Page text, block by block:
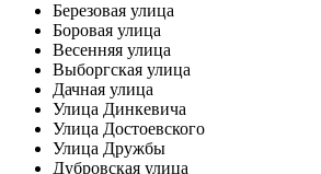
Березовая улица
Боровая улица
Весенняя улица
Выборгская улица
Дачная улица
Улица Динкевича
Улица Достоевского
Улица Дружбы
Дубровская улица